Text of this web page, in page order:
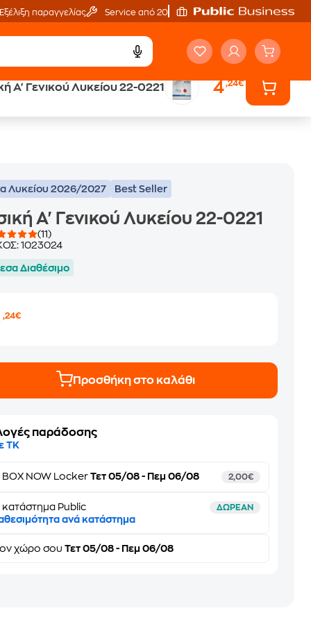
Εξέλιξη παραγγελίας Service από 20'
Α' Γενικού Λυκείου 22-0221 4,24€
Έλα στον κόσμο
Λυκείου 2026/2027 Best Seller
Α' Γενικού Λυκείου 22-0221
(11)
1023024
Διαθέσιμο
,24€
Προσθήκη στο καλάθι
παράδοσης
ΤΚ
BOX NOW Locker Τετ 05/08 - Πεμ 06/08 2,00€
κατάστημα Public ΔΩΡΕΑΝ
ανά κατάστημα
χώρο σου Τετ 05/08 - Πεμ 06/08